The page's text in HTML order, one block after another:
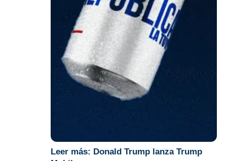
Leer más: Donald Trump lanza Trump